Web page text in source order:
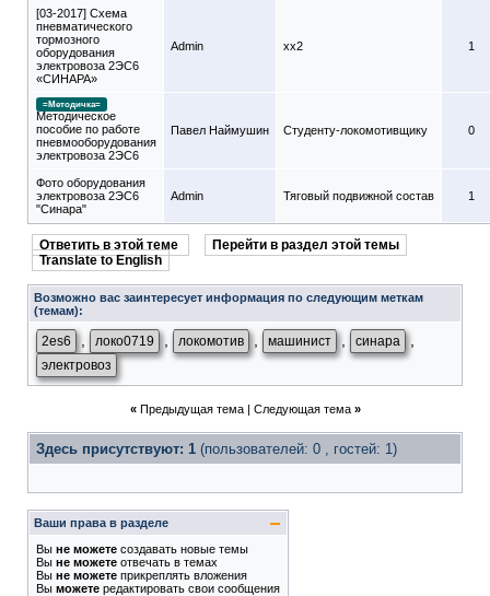
[03-2017] Схема
пневматического
тормозного
оборудования
электровоза 2ЭС6
«СИНАРА»
Admin xx2 1
=Методичка=
Методическое
пособие по работе
пневмооборудования
электровоза 2ЭС6
Павел Наймушин Студенту-локомотивщику 0
Фото оборудования
электровоза 2ЭС6
"Синара"
Admin Тяговый подвижной состав 1
Ответить в этой теме
Перейти в раздел этой темы
Translate to English
Возможно вас заинтересует информация по следующим меткам
(темам):
2es6 локо0719 локомотив машинист синара
электровоз
« Предыдущая тема| Следующая тема »
Здесь присутствуют: 1 (пользователей: 0 , гостей: 1)
Ваши права в разделе
Вы не можете создавать новые темы
Вы не можете отвечать в темах
Вы не можете прикреплять вложения
Вы можете редактировать свои сообщения